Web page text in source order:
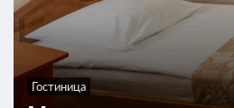
Недостаточно мест
Сменить кол-во гостей
Гостиница